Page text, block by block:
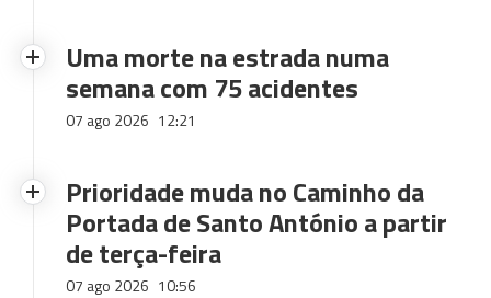
Uma morte na estrada numa
semana com 75 acidentes
07 ago 2026 12:21
Prioridade muda no Caminho da
Portada de Santo António a partir
de terça-feira
07 ago 2026 10:56